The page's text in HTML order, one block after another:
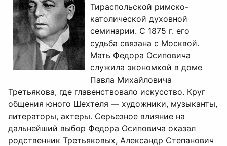
Тираспольской римско-
католической духовной
семинарии. С 1875 г. его
судьба связана с Москвой.
Мать Федора Осиповича
служила экономкой в доме
Павла Михайловича
Третьякова, где главенствовало искусство. Круг
общения юного Шехтеля — художники, музыканты,
литераторы, актеры. Серьезное влияние на
дальнейший выбор Федора Осиповича оказал
родственник Третьяковых, Александр Степанович